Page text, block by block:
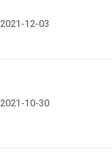
2021-12-03
2021-10-30